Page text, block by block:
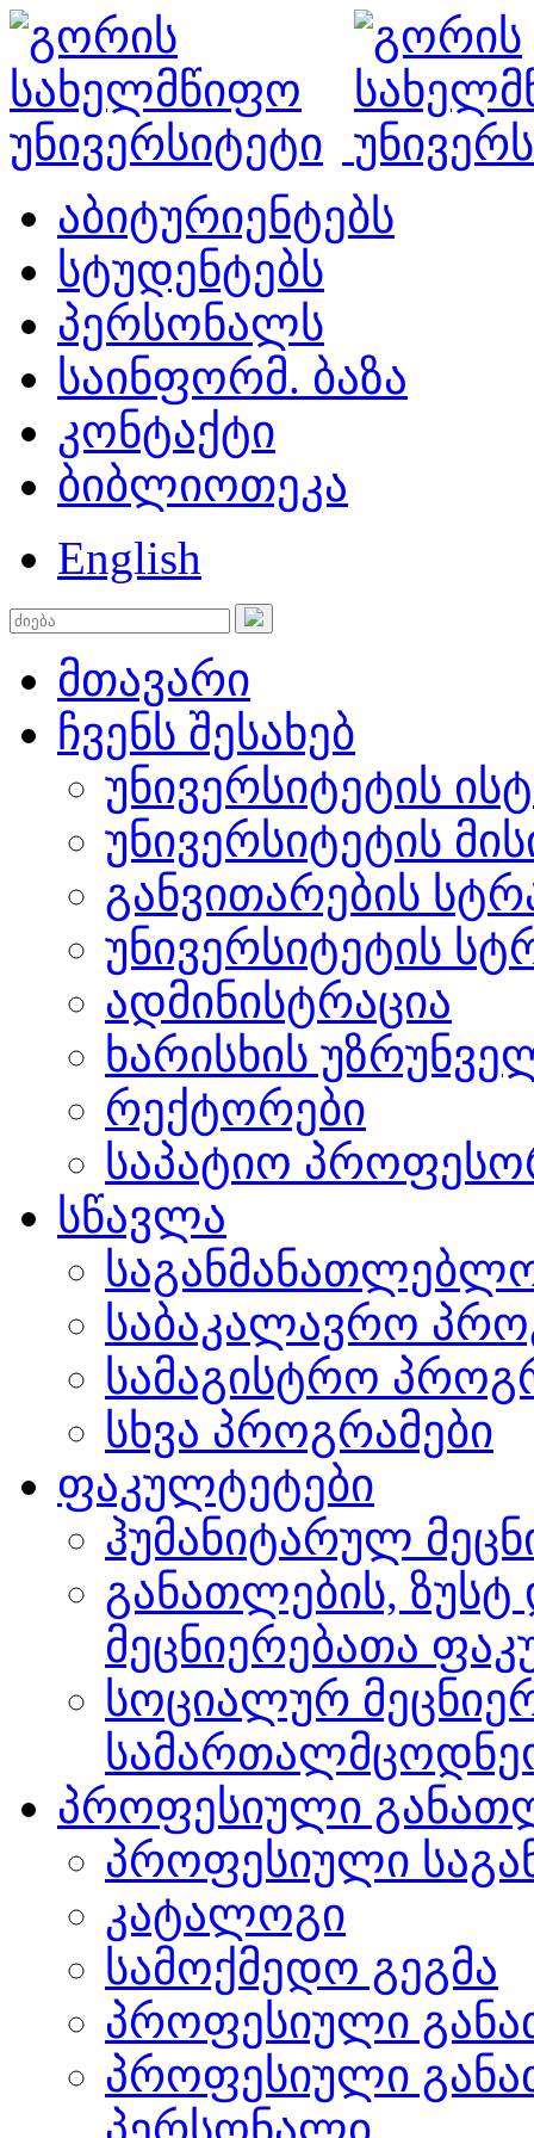
აბიტურიენტებს
სტუდენტებს
პერსონალს
საინფორმ. ბაზა
კონტაქტი
ბიბლიოთეკა
English
მთავარი
ჩვენს შესახებ
უნივერსიტეტის
უნივერსიტეტის
განვითარების
უნივერსიტეტის
ადმინისტრაცია
ხარისხის
რექტორები
საპატიო
სწავლა
საბაკალავრო
სამაგისტრო
სხვა პროგრამები
ფაკულტეტები
ჰუმანიტარულ
განათლების, ზუსტ
მეცნიერებათა
სოციალურ
პროფესიული
პროფესიული
კატალოგი
სამოქმედო გეგმა
პროფესიული
პროფესიული